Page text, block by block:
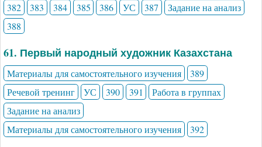
382
383 384 385 386 УС 387
Задание на анализ
388
61. Первый народный художник Казахстана
Материалы для самостоятельного изучения
389
Речевой тренинг
УС 390 391
Работа в группах
Задание на анализ
Материалы для самостоятельного изучения
392